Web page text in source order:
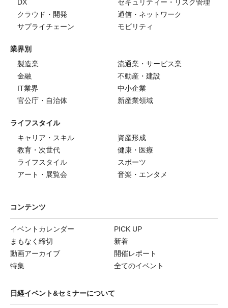
DX
セキュリティー・リスク管理
クラウド・開発
通信・ネットワーク
サプライチェーン
モビリティ
業界別
製造業
流通業・サービス業
金融
不動産・建設
IT業界
中小企業
官公庁・自治体
新産業領域
ライフスタイル
キャリア・スキル
資産形成
教育・次世代
健康・医療
ライフスタイル
スポーツ
アート・展覧会
音楽・エンタメ
コンテンツ
イベントカレンダー
PICK UP
まもなく締切
新着
動画アーカイブ
開催レポート
特集
全てのイベント
日経イベント&セミナーについて